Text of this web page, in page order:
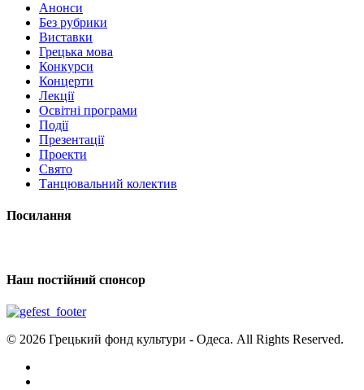
Анонси
Без рубрики
Виставки
Грецька мова
Конкурси
Концерти
Лекції
Освітні програми
Події
Презентації
Проекти
Свято
Танцювальний колектив
Посилання
Наш постійний спонсор
© 2026 Грецький фонд культури - Одеса. All Rights Reserved.